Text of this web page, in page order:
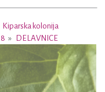
Kiparska kolonija
DELAVNICE
Next